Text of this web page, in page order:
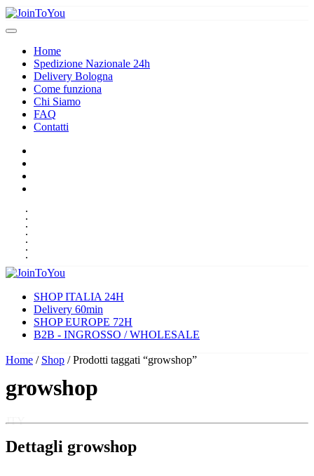
Home
Spedizione Nazionale 24h
Delivery Bologna
Come funziona
Chi Siamo
FAQ
Contatti
SHOP ITALIA 24H
Delivery 60min
SHOP EUROPE 72H
B2B - INGROSSO / WHOLESALE
Home / Shop / Prodotti taggati “growshop”
growshop
JTY
Dettagli growshop